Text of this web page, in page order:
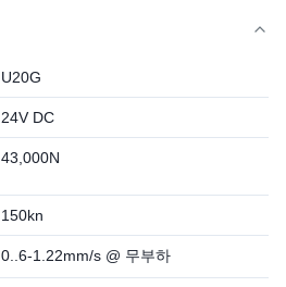
U20G
24V DC
43,000N
150kn
0..6-1.22mm/s @ 무부하